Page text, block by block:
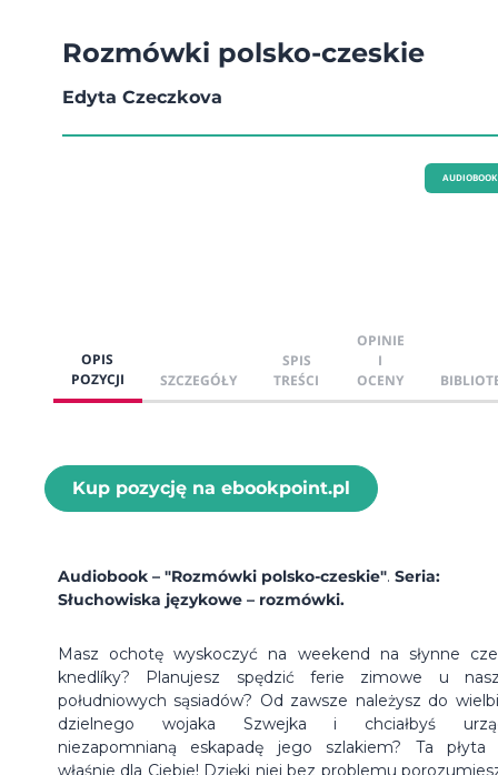
Rozmówki polsko-czeskie
Edyta Czeczkova
AUDIOBOOK
OPIS
POZYCJI
SZCZEGÓŁY
SPIS
TREŚCI
OPINIE
I
OCENY
Kup pozycję na ebookpoint.pl
Audiobook – "Rozmówki polsko-czeskie". Seria:
Słuchowiska językowe – rozmówki.
Masz ochotę wyskoczyć na weekend na słynne
knedlíky? Planujesz spędzić ferie zimowe u
południowych sąsiadów? Od zawsze należysz do
dzielnego wojaka Szwejka i chciałbyś
niezapomnianą eskapadę jego szlakiem? Ta płyta
właśnie dla Ciebie! Dzięki niej bez problemu